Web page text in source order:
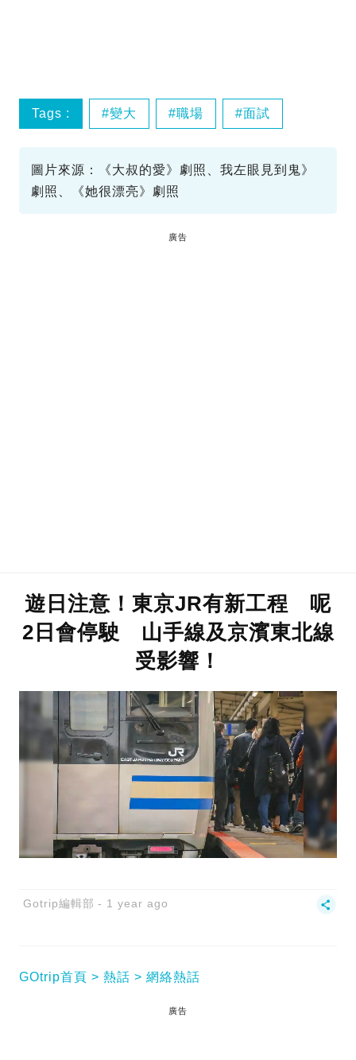
Tags : 變大 職場 面試
圖片來源：《大叔的愛》劇照、我左眼見到鬼》
劇照、《她很漂亮》劇照
廣告
遊日注意！東京JR有新工程 呢
2日會停駛 山手線及京濱東北線
受影響！
Gotrip編輯部 1 year ago
GOtrip首頁 熱話 網絡熱話
廣告